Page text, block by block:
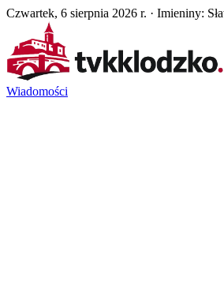
Czwartek, 6 sierpnia 2026 r. · Imieniny:
Wiadomości